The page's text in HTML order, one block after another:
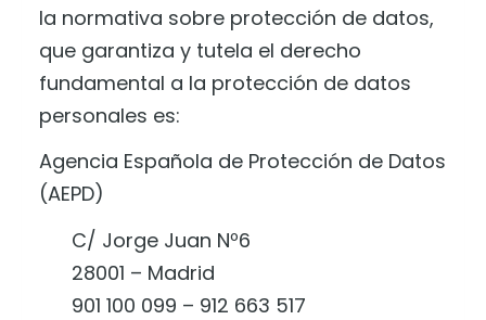
la normativa sobre protección de datos,
que garantiza y tutela el derecho
fundamental a la protección de datos
personales es:
Agencia Española de Protección de Datos
(AEPD)
C/ Jorge Juan Nº6
28001 – Madrid
901 100 099 – 912 663 517